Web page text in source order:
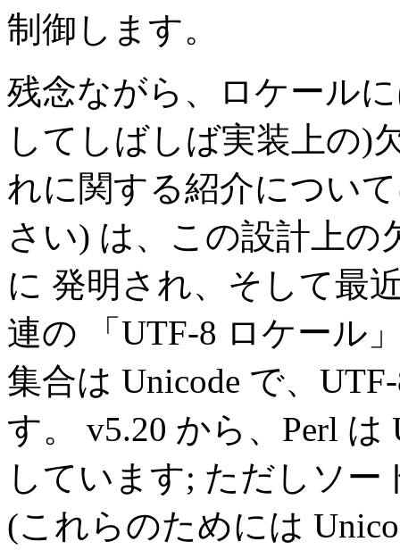
制御します。
残念ながら、ロケール
してしばしば実装上の)
れに関する紹介につい
さい) は、この設計上の
に 発明され、そして最
連の 「UTF-8 ロケール
集合は Unicode で、
す。 v5.20 から、Perl
しています; ただしソ
(これらのためには